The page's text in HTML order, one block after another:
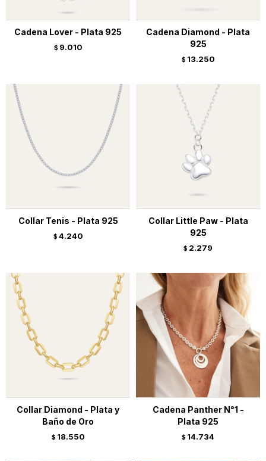
Cadena Lover - Plata 925
$ 9.010
Cadena Diamond - Plata
925
$ 13.250
Collar Tenis - Plata 925
$ 4.240
Collar Little Paw - Plata
925
$ 2.279
Collar Diamond - Plata y
Baño de Oro
$ 18.550
Cadena Panther N°1 -
Plata 925
$ 14.734